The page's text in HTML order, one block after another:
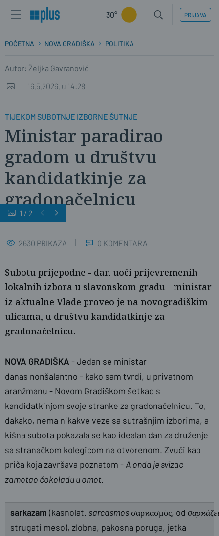
30° PRIJAVA
POČETNA NOVA GRADIŠKA POLITIKA
Autor: Željka Gavranović
16.5.2026. u 14:28
TIJEKOM SUBOTNJE IZBORNE ŠUTNJE
Ministar paradirao
gradom u društvu
kandidatkinje za
gradonačelnicu
Foto: PlusPortal
1 / 2
2630 PRIKAZA 0 KOMENTARA
Subotu prijepodne - dan uoči prijevremenih
lokalnih izbora u slavonskom gradu - ministar
iz aktualne Vlade proveo je na novogradiškim
ulicama, u društvu kandidatkinje za
gradonačelnicu.
NOVA GRADIŠKA - Jedan se ministar
danas nonšalantno - kako sam tvrdi, u privatnom
aranžmanu - Novom Gradiškom šetkao s
kandidatkinjom svoje stranke za gradonačelnicu. To,
dakako, nema nikakve veze sa sutrašnjim izborima, a
kišna subota pokazala se kao idealan dan za druženje
sa stranačkom kolegicom na otvorenom. Zvuči kao
priča koja završava poznatom - A onda je svizac
zamotao čokoladu u omot.
sarkazam (kasnolat. sarcasmosσαρϰασμός, od
strugati meso), zlobna, pakosna poruga, jetka